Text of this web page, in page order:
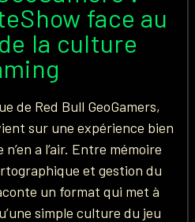
face au
la culture
de Red Bull GeoGamers,
sur une expérience bien
a l’air. Entre mémoire
et gestion du
un format qui met à
simple culture du jeu